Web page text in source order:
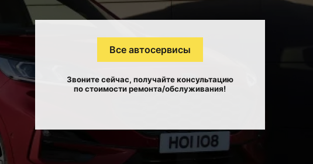
Все автосервисы
Звоните сейчас, получайте консультацию
по стоимости ремонта/обслуживания!